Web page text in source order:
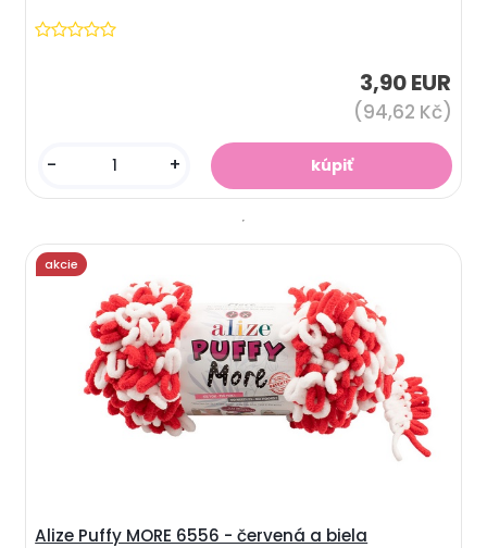
3,90 EUR
(94,62 Kč)
- +
Alize Puffy MORE 6556 - červená a biela
akcie